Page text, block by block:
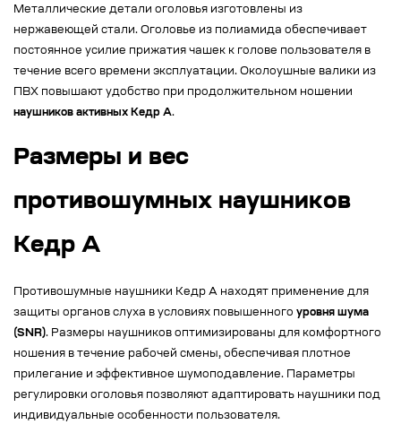
Металлические детали оголовья изготовлены из
нержавеющей стали. Оголовье из полиамида обеспечивает
постоянное усилие прижатия чашек к голове пользователя в
течение всего времени эксплуатации. Околоушные валики из
ПВХ повышают удобство при продолжительном ношении
наушников активных Кедр А.
Размеры и вес
противошумных наушников
Кедр А
Противошумные наушники Кедр А находят применение для
защиты органов слуха в условиях повышенного уровня шума
(SNR). Размеры наушников оптимизированы для комфортного
ношения в течение рабочей смены, обеспечивая плотное
прилегание и эффективное шумоподавление. Параметры
регулировки оголовья позволяют адаптировать наушники под
индивидуальные особенности пользователя.